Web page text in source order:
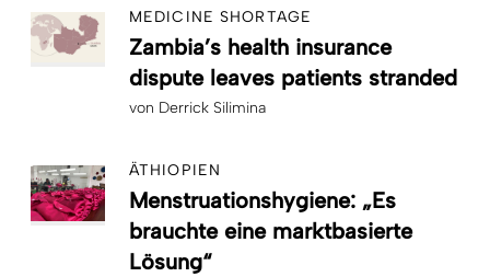
MEDICINE SHORTAGE
Zambia’s health insurance
dispute leaves patients stranded
von Derrick Silimina
ÄTHIOPIEN
Menstruationshygiene: „Es
brauchte eine marktbasierte
Lösung“